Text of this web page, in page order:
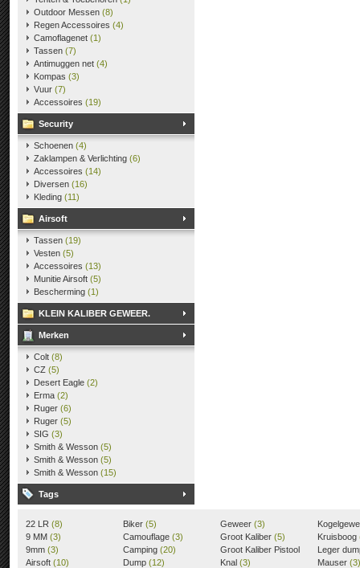
Outdoor Messen (8)
Regen Accessoires (4)
Camoflagenet (1)
Tassen (7)
Antimuggen net (4)
Kompas (3)
Vuur (7)
Accessoires (19)
Security
Schoenen (4)
Zaklampen & Verlichting (6)
Accessoires (14)
Diversen (16)
Kleding (11)
Airsoft
Tassen (19)
Vesten (5)
Accessoires (13)
Munitie Airsoft (5)
Bescherming (1)
KLEIN KALIBER GEWEER.
Merken
Colt (8)
CZ (5)
Desert Eagle (2)
Erma (2)
Ruger (6)
Ruger (5)
SIG (3)
Smith & Wesson (5)
Smith & Wesson (5)
Smith & Wesson (15)
Tags
22 LR (8)
9 MM (3)
9mm (3)
Airsoft (10)
Biker (5)
Camouflage (3)
Camping (20)
Dump (12)
Geweer (3)
Groot Kaliber (5)
Groot Kaliber Pistool
(3)
Knal (3)
Kruisboog
Leger
Mauser (3)